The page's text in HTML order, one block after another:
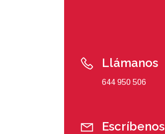
Llámanos
644 950 506
Escríbenos